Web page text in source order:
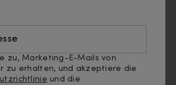
zu, Marketing-E-Mails von
zu erhalten, und akzeptiere die
und die